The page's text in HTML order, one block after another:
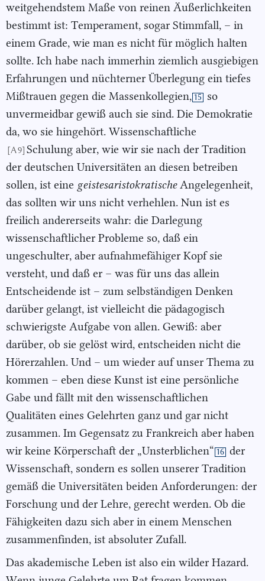
weitgehendstem Maße von reinen Äußerlichkeiten
bestimmt ist: Temperament, sogar Stimmfall, – in
einem Grade, wie man es nicht für möglich halten
sollte. Ich habe nach immerhin ziemlich ausgiebigen
Erfahrungen und nüchterner Überlegung ein tiefes
Mißtrauen gegen die Massenkollegien, 15
so
unvermeidbar gewiß auch sie sind. Die Demokratie
da, wo sie hingehört. Wissenschaftliche
[A 9] Schulung aber, wie wir sie nach der Tradition
der deutschen Universitäten an diesen betreiben
sollen, ist eine geistesaristokratischeAngelegenheit,
das sollten wir uns nicht verhehlen. Nun ist es
freilich andererseits wahr: die Darlegung
wissenschaftlicher Probleme so, daß ein
ungeschulter, aber aufnahmefähiger Kopf sie
versteht, und daß er – was für uns das allein
Entscheidende ist – zum selbständigen Denken
darüber gelangt, ist vielleicht die pädagogisch
schwierigste Aufgabe von allen. Gewiß: aber
darüber, ob sie gelöst wird, entscheiden nicht die
Hörerzahlen. Und – um wieder auf unser Thema zu
kommen – eben diese Kunst ist eine persönliche
Gabe und fällt mit den wissenschaftlichen
Qualitäten eines Gelehrten ganz und gar nicht
zusammen. Im Gegensatz zu Frankreich aber haben
wir keine Körperschaft der „Unsterblichen“ 16 der
Wissenschaft, sondern es sollen unserer Tradition
gemäß die Universitäten beiden Anforderungen: der
Forschung und der Lehre, gerecht werden. Ob die
Fähigkeiten dazu sich aber in einem Menschen
zusammenfinden, ist absoluter Zufall.
Das akademische Leben ist also ein wilder Hazard.